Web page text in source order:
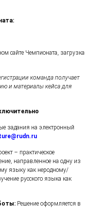
сайте Чемпионата, загрузка
команда получает
и материалы кейса для
задания на электронный
– практическое
направленное на одну из
языку как неродному/
русского языка как
Решение оформляется в